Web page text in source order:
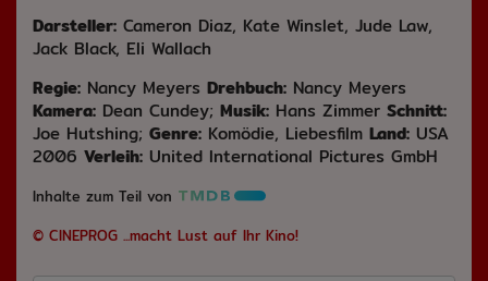
Darsteller: Cameron Diaz, Kate Winslet, Jude Law,
Jack Black, Eli Wallach
Regie: Nancy Meyers Drehbuch: Nancy Meyers
Kamera: Dean Cundey; Musik: Hans Zimmer Schnitt:
Joe Hutshing; Genre: Komödie, Liebesfilm Land: USA
2006 Verleih: United International Pictures GmbH
Inhalte zum Teil von
© CINEPROG ...macht Lust auf Ihr Kino!